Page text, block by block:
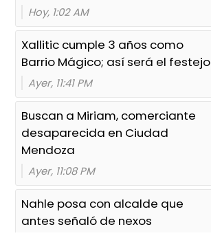
Hoy, 1:02 AM
Xallitic cumple 3 años como
Barrio Mágico; así será el festejo
Ayer, 11:41 PM
Buscan a Miriam, comerciante
desaparecida en Ciudad
Mendoza
Ayer, 11:08 PM
Nahle posa con alcalde que
antes señaló de nexos